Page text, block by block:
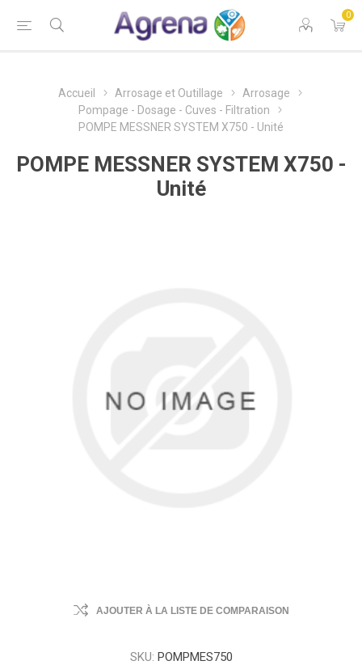
0
Accueil Arrosage et Outillage
Arrosage
Pompage - Dosage - Cuves - Filtration
POMPE MESSNER SYSTEM X750 - Unité
POMPE MESSNER SYSTEM X750 -
Unité
AJOUTER À LA LISTE DE COMPARAISON
SKU: POMPMES750